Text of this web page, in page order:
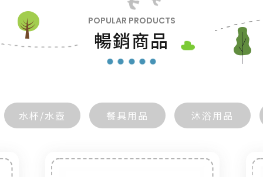
POPULAR PRODUCTS
暢銷商品
水杯/水壺 餐具用品 沐浴用品